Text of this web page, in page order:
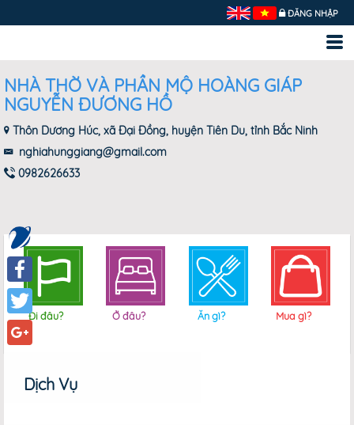
ĐĂNG NHẬP
Facebook
Twitter
NHÀ THỜ VÀ PHẦN MỘ HOÀNG GIÁP
NGUYỄN ĐƯƠNG HỒ
Thôn Dương Húc, xã Đại Đồng, huyện Tiên Du, tỉnh Bắc Ninh
nghiahunggiang@gmail.com
0982626633
Đi đâu? Ở đâu? Ăn gì? Mua gì?
Dịch Vụ